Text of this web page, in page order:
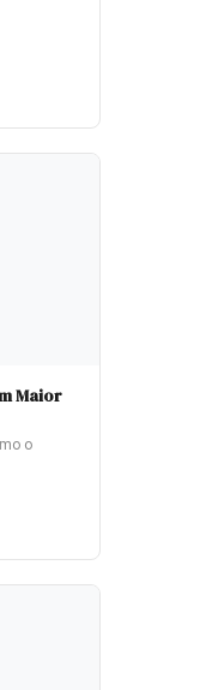
Maior
o